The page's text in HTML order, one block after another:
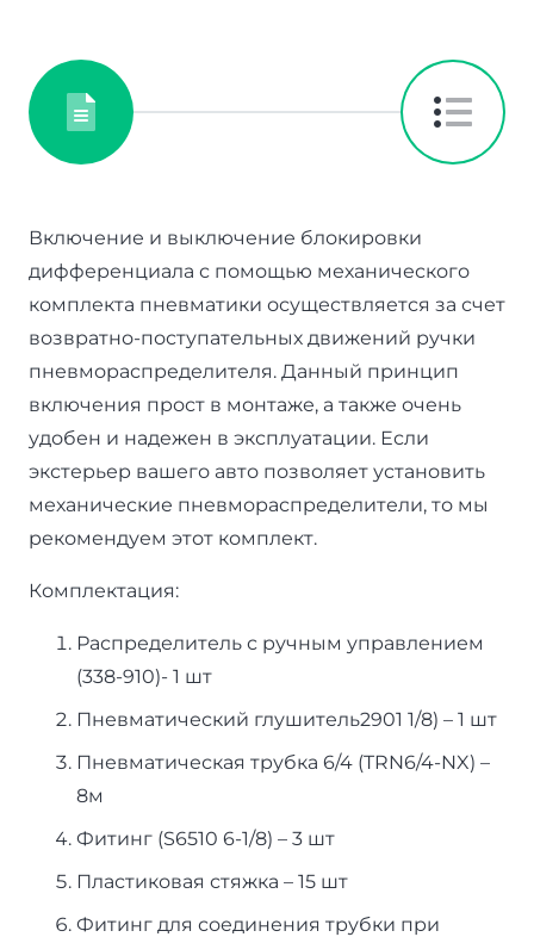
Включение и выключение блокировки
дифференциала с помощью механического
комплекта пневматики осуществляется за счет
возвратно-поступательных движений ручки
пневмораспределителя. Данный принцип
включения прост в монтаже, а также очень
удобен и надежен в эксплуатации. Если
экстерьер вашего авто позволяет установить
механические пневмораспределители, то мы
рекомендуем этот комплект.
Комплектация:
Распределитель с ручным управлением
(338-910)- 1 шт
Пневматический глушитель2901 1/8) – 1 шт
Пневматическая трубка 6/4 (TRN6/4-NX) –
8м
Фитинг (S6510 6-1/8) – 3 шт
Пластиковая стяжка – 15 шт
Фитинг для соединения трубки при